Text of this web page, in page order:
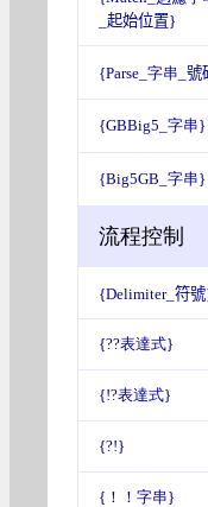
起始位置}
{Parse_字串_ 號
{GBBig5_字串}
{Big5GB_字串}
流程控制
{Delimiter_ 符號
{??表達式}
{!?表達式}
{?!}
{！！字串}